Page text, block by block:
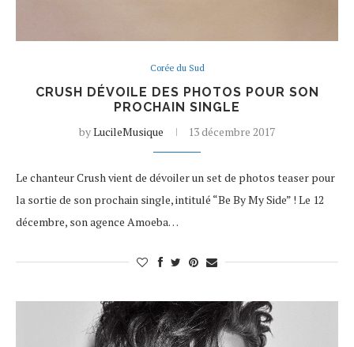
Corée du Sud
CRUSH DÉVOILE DES PHOTOS POUR SON
PROCHAIN SINGLE
byLucileMusique 13 décembre 2017
Le chanteur Crush vient de dévoiler un set de photos teaser pour
la sortie de son prochain single, intitulé “Be By My Side” ! Le 12
décembre, son agence Amoeba…